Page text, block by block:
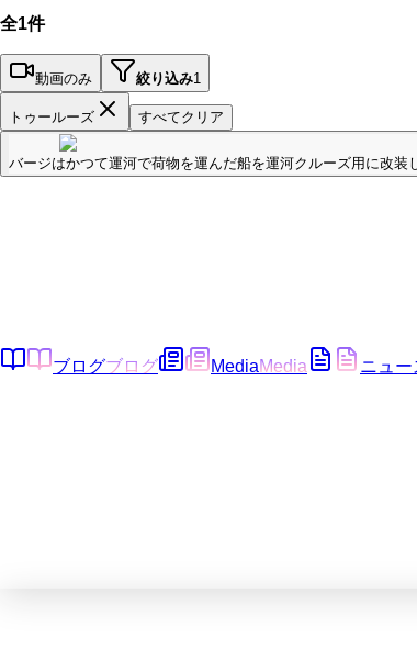
全1件
動画のみ 絞り込み1
トゥールーズ すべてクリア
バージはかつて運河で荷物を運んだ船を運河クルーズ用に改
ブログブログ MediaMedia ニュー